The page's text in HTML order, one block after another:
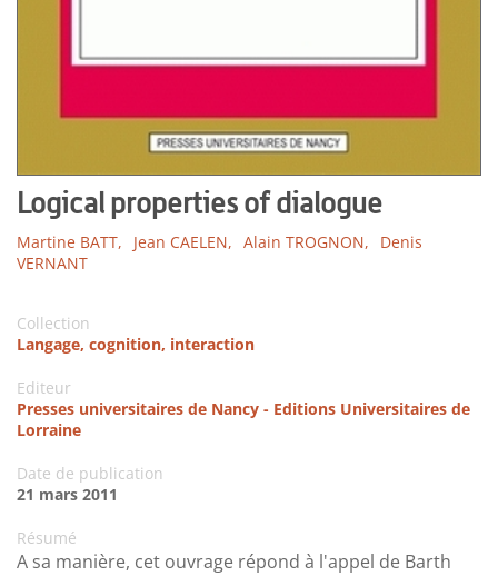
Logical properties of dialogue
Martine BATT, Jean CAELEN, Alain TROGNON,
Denis
VERNANT
Collection
Langage, cognition, interaction
Editeur
Presses universitaires de Nancy - Editions Universitaires de
Lorraine
Date de publication
21 mars 2011
Résumé
A sa manière, cet ouvrage répond à l'appel de Barth